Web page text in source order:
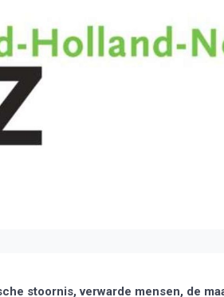
stoornis, verwarde mensen, de